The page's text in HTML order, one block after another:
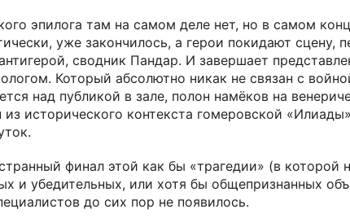
эпилога там на самом деле нет, но в самом
уже закончилось, а герои покидают сцену,
сводник Пандар. И завершает
Который абсолютно никак не связан с
над публикой в зале, полон намёков на
исторического контекста гомеровской
финал этой как бы «трагедии» (в которой
и убедительных, или хотя бы общепризнанных
до сих пор не появилось.